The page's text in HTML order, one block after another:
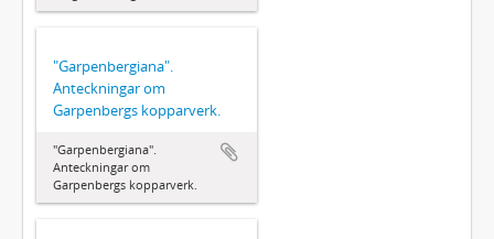
"Garpenbergiana".
Anteckningar om
Garpenbergs kopparverk.
"Garpenbergiana".
Anteckningar om
Garpenbergs kopparverk.